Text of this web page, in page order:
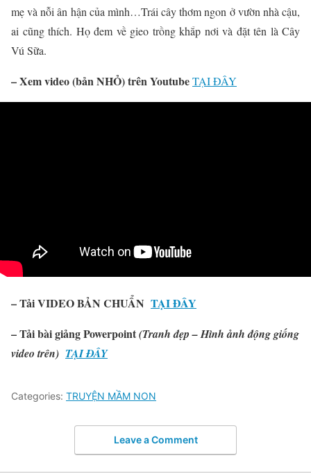
mẹ và nỗi ân hận của mình…Trái cây thơm ngon ở vườn nhà cậu,
ai cũng thích. Họ đem về gieo trồng khắp nơi và đặt tên là Cây
Vú Sữa.
–Xem video (bản NHỎ) trên YoutubeTẠI ĐÂY
– Tải VIDEO BẢN CHUẨN TẠI ĐÂY
–Tảibài giảng Powerpoint(Tranh đẹp – Hình ảnh động giống
video trên) TẠI ĐÂY
Categories: TRUYỆN MẦM NON
Leave a Comment